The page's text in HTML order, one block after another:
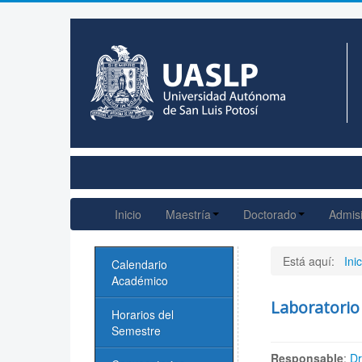
Inicio Maestría Doctorado
Calendario
Académico
Horarios del
Semestre
Está aquí:
Responsable: